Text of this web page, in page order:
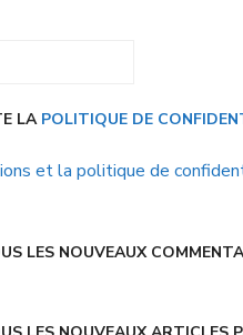
LA POLITIQUE DE
et la politique de
LES NOUVEAUX